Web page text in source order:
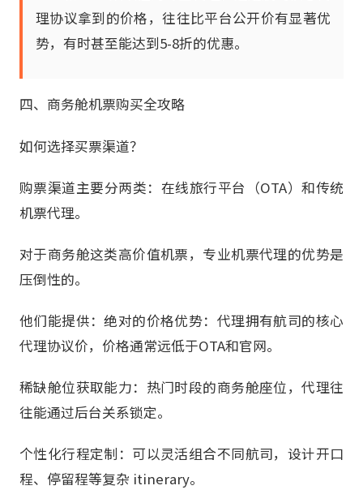
理协议拿到的价格，往往比平台公开价有显著优
势，有时甚至能达到5-8折的优惠。
四、商务舱机票购买全攻略
如何选择买票渠道？
购票渠道主要分两类：在线旅行平台（OTA）和传统
机票代理。
对于商务舱这类高价值机票，专业机票代理的优势是
压倒性的。
他们能提供：绝对的价格优势：代理拥有航司的核心
代理协议价，价格通常远低于OTA和官网。
稀缺舱位获取能力：热门时段的商务舱座位，代理往
往能通过后台关系锁定。
个性化行程定制：可以灵活组合不同航司，设计开口
程、停留程等复杂 itinerary。